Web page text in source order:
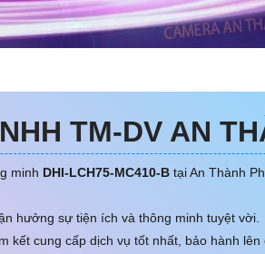
TM-DV AN
minh DHI-LCH75-MC410-B tại An Thành
hưởng sự tiện ích và thông minh tuyệt vời.
kết cung cấp dịch vụ tốt nhất, bảo hành lên